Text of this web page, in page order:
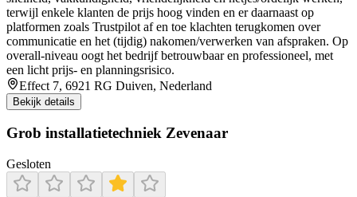
terwijl enkele klanten de prijs hoog vinden en er daarnaast op
platformen zoals Trustpilot af en toe klachten terugkomen over
communicatie en het (tijdig) nakomen/verwerken van afspraken. Op
overall-niveau oogt het bedrijf betrouwbaar en professioneel, met
een licht prijs- en planningsrisico.
Effect 7, 6921 RG Duiven, Nederland
Bekijk details
Grob installatietechniek Zevenaar
Gesloten